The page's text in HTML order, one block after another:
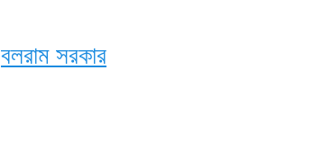
বলরাম সরকার